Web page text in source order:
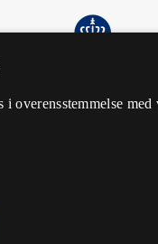
overensstemmelse